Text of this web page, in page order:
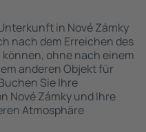
in Nové Zámky
nach dem Erreichen des
ohne nach einem
anderen Objekt für
Sie Ihre
Nové Zámky und Ihre
Atmosphäre